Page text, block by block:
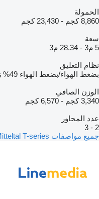
الحمولة
8,860 كجم
- 23,430 كجم
سعة
5 م3
- 28.34 م3
نظام التعليق
بضغط الهواء/بضغط الهواء 49%
الوزن الصافي
3,340 كجم
- 6,570 كجم
عدد المحاور
2
-
3
جميع مواصفات Müller-Mitteltal T-series